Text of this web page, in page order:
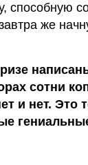
способную
же
сотни
и нет. Это